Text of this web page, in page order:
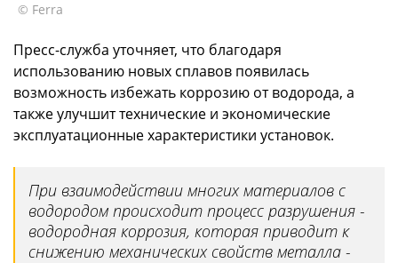
© Ferra
Пресс-служба уточняет, что благодаря
использованию новых сплавов появилась
возможность избежать коррозию от водорода, а
также улучшит технические и экономические
эксплуатационные характеристики установок.
При взаимодействии многих материалов с
водородом происходит процесс разрушения -
водородная коррозия, которая приводит к
снижению механических свойств металла -